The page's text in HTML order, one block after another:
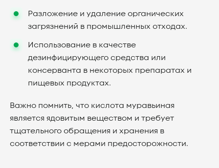
Разложение и удаление органических
загрязнений в промышленных отходах.
Использование в качестве
дезинфицирующего средства или
консерванта в некоторых препаратах и
пищевых продуктах.
Важно помнить, что кислота муравьиная
является ядовитым веществом и требует
тщательного обращения и хранения в
соответствии с мерами предосторожности.